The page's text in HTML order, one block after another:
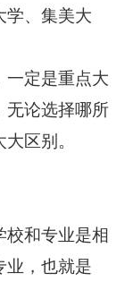
学、集美大
一定是重点大
无论选择哪所
区别。
校和专业是相
业，也就是